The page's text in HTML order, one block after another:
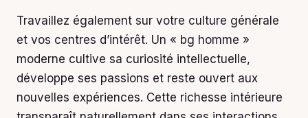
Travaillez également sur votre culture générale
et vos centres d’intérêt. Un « bg homme »
moderne cultive sa curiosité intellectuelle,
développe ses passions et reste ouvert aux
nouvelles expériences. Cette richesse intérieure